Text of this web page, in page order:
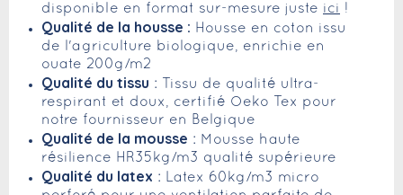
disponible en format sur-mesure juste ici !
Qualité de la housse : Housse en coton issu
de l'agriculture biologique, enrichie en
ouate 200g/m2
Qualité du tissu : Tissu de qualité ultra-
respirant et doux, certifié Oeko Tex pour
notre fournisseur en Belgique
Qualité de la mousse : Mousse haute
résilience HR35kg/m3 qualité supérieure
Qualité du latex : Latex 60kg/m3 micro